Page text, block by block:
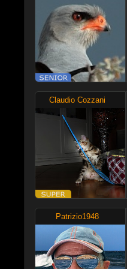
Claudio Cozzani
Patrizio1948